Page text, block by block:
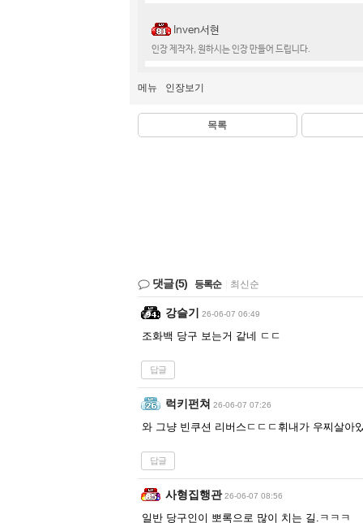
Inven서현
인장 제작자, 원하시는 인장 만들어 드립니다.
메뉴 인장보기
목록
댓글(5) 등록순 최신순
강슬기 26-06-07 06:49
조화백 당구 보는거 같네 ㄷㄷ
답글
럭키펀쳐 26-06-07 07:26
와 그냥 빈쿠션 리버스ㄷㄷㄷ휘내가 우찌살아
답글
사형집행관 26-06-07 08:56
일반 당구인이 뽀록으로 많이 치는 길.ㅋㅋㅋ